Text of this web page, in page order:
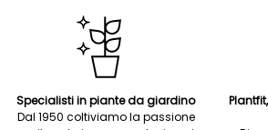
Specialisti in piante da giardino
Dal 1950 coltiviamo la passione